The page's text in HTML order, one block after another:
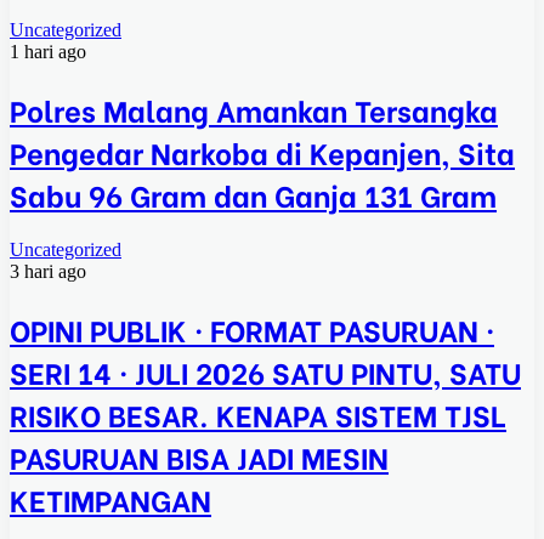
Uncategorized
1 hari ago
Polres Malang Amankan Tersangka
Pengedar Narkoba di Kepanjen, Sita
Sabu 96 Gram dan Ganja 131 Gram
Uncategorized
3 hari ago
OPINI PUBLIK · FORMAT PASURUAN ·
SERI 14 · JULI 2026 SATU PINTU, SATU
RISIKO BESAR. KENAPA SISTEM TJSL
PASURUAN BISA JADI MESIN
KETIMPANGAN